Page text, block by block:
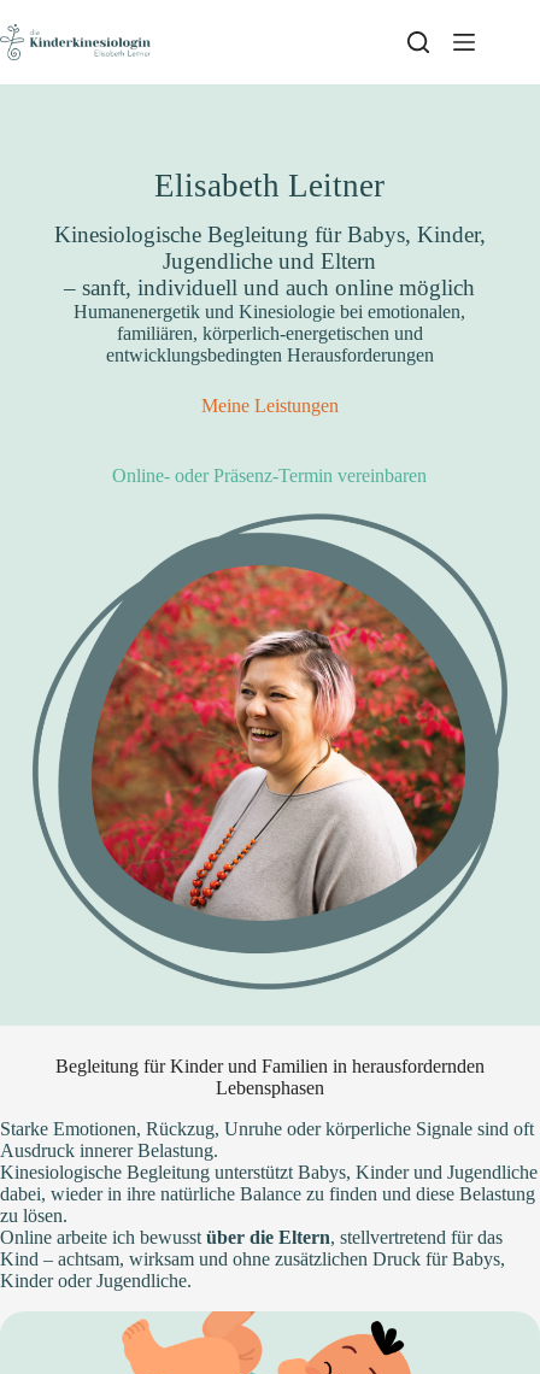
to
content
Elisabeth Leitner
Kinesiologische Begleitung für Babys, Kinder,
Jugendliche und Eltern
– sanft, individuell und auch online möglich
Humanenergetik und Kinesiologie bei emotionalen,
familiären, körperlich-energetischen und
entwicklungsbedingten Herausforderungen
Meine Leistungen
Online- oder Präsenz-Termin vereinbaren
Begleitung für Kinder und Familien in herausfordernden
Lebensphasen
Starke Emotionen, Rückzug, Unruhe oder körperliche Signale sind oft
Ausdruck innerer Belastung.
Kinesiologische Begleitung unterstützt Babys, Kinder und Jugendliche
dabei, wieder in ihre natürliche Balance zu finden und diese Belastung
zu lösen.
Online arbeite ich bewusst über die Eltern, stellvertretend für das
Kind – achtsam, wirksam und ohne zusätzlichen Druck für Babys,
Kinder oder Jugendliche.